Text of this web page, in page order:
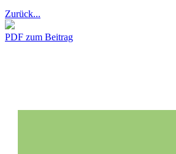
Zurück...
PDF zum Beitrag